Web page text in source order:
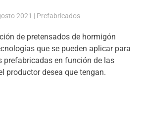
2021 | Prefabricados
de pretensados de hormigón
que se pueden aplicar para
prefabricadas en función de las
productor desea que tengan.